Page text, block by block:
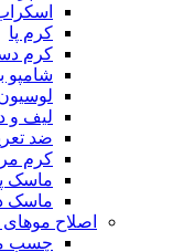
کرم پا
کرم
شامپو
لیف و
ضد
کرم
ماسک
ماسک
اصلاح موهای
چسب